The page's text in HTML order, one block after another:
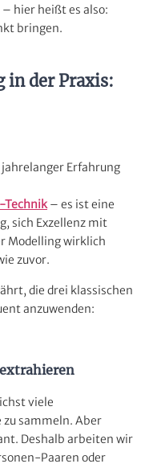
– hier heißt es also:
bringen.
in der Praxis:
Erfahrung
Technik– es ist eine
sich Exzellenz mit
Modelling wirklich
zuvor.
die drei klassischen
anzuwenden:
viele
sammeln. Aber
Deshalb arbeiten wir
Paaren oder